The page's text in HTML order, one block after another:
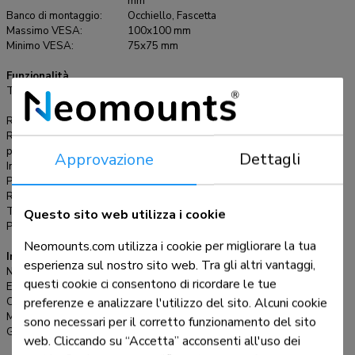
(più grande) foratura, si può combinare con una delle nostre
piastre di adattamento VESA.
Banco di montaggio:
Occhiello, Fascetta
Massimo VESA:
100x100 mm
Minimo VESA:
75x75 mm
Funzionalità
Tipologia:
Mobilità completa, Inclinazione, Ruotare,
Girare
Regolazione altezza:
26-45 cm
Regolazione della
profondità:
5 cm
Inclinazione (gradi):
+10°, -10°
Perno (gradi):
+10°, -10°
Rotazione (gradi):
Tipo di regolazione:
Manuale
Punti di rotazione:
Informazioni
Numero articolo:
FPMA-D860BLACK
EAN:
8717371446710
Colore:
Nero
Materiale principale:
Acciaio
Garanzia:
Approvazione Dettagli
Questo sito web utilizza i cookie
Neomounts.com utilizza i cookie per migliorare la tua
esperienza sul nostro sito web. Tra gli altri vantaggi,
questi cookie ci consentono di ricordare le tue
preferenze e analizzare l'utilizzo del sito. Alcuni cookie
sono necessari per il corretto funzionamento del sito
web. Cliccando su “Accetta” acconsenti all'uso dei